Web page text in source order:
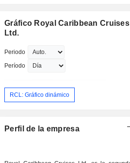
Gráfico Royal Caribbean Cruises
Ltd.
Periodo
Período
RCL: Gráfico dinámico
Perfil de la empresa